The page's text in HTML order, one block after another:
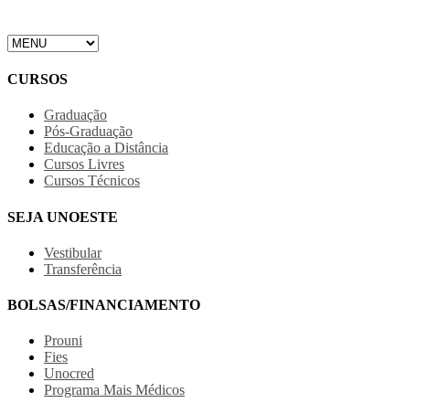
CURSOS
Graduação
Pós-Graduação
Educação a Distância
Cursos Livres
Cursos Técnicos
SEJA UNOESTE
Vestibular
Transferência
BOLSAS/FINANCIAMENTO
Prouni
Fies
Unocred
Programa Mais Médicos